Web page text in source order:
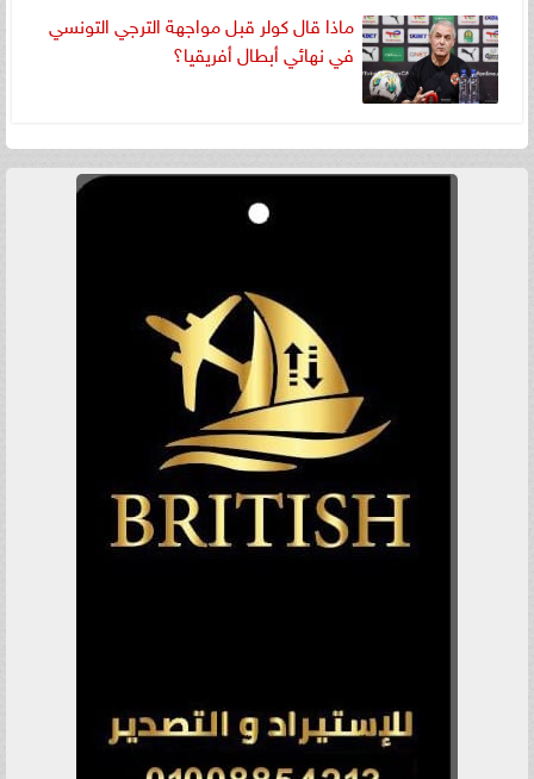
ماذا قال كولر قبل مواجهة الترجي التونسي
في نهائي أبطال أفريقيا؟